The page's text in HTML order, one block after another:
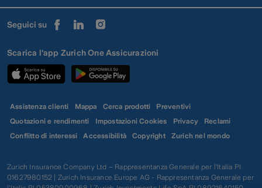
Seguici su
Scarica l'app Zurich One Assicurazioni
Assistenza clienti Mappa Cerca prodotti
Preventivi
Quotazioni e rendimenti
Impostazioni Cookies Privacy
Reclami
Conflitto di interessi
Accessibilità Copyright Zurich nel mondo
Zurich Insurance Company Ltd – Rappresentanza Generale per l’Italia PI
01627980152 | Zurich Insurance Europe AG - Rappresentanza Generale per